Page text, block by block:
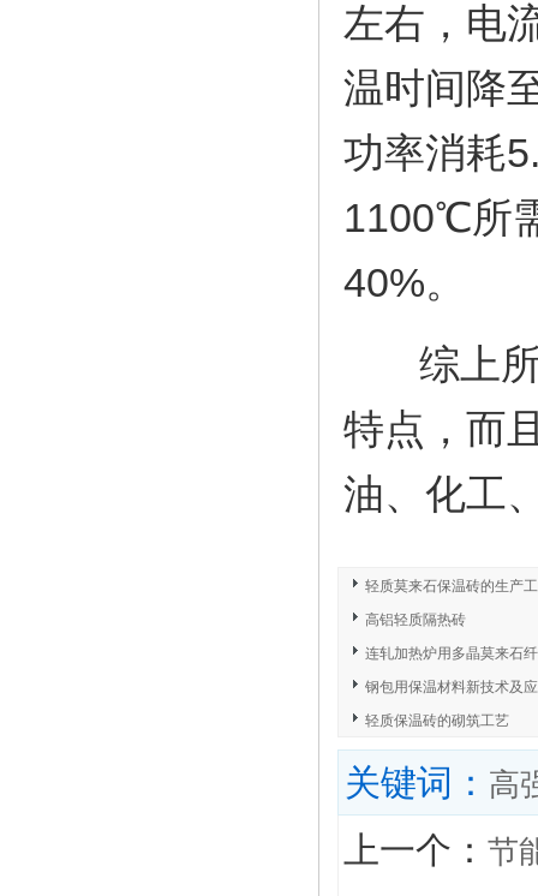
左右，电
温时间降
功率消耗
1100℃所
40%。
综上所
特点，而
油、化工
轻质莫来石保温砖的生产
高铝轻质隔热砖
连轧加热炉用多晶莫来石
钢包用保温材料新技术及
轻质保温砖的砌筑工艺
关键词： 高
上一个： 节